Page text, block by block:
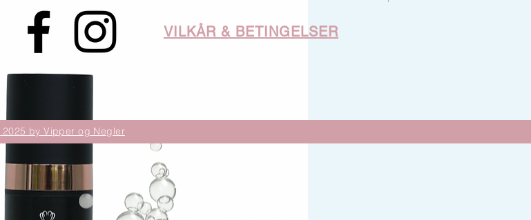
VILKÅR & BETINGELSER
by Vipper og Negler